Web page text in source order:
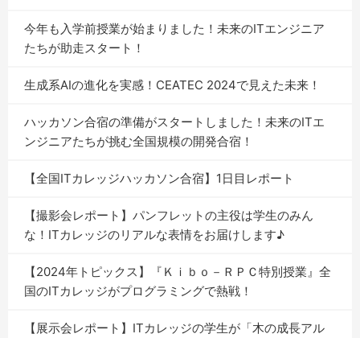
今年も入学前授業が始まりました！未来のITエンジニア
たちが助走スタート！
生成系AIの進化を実感！CEATEC 2024で見えた未来！
ハッカソン合宿の準備がスタートしました！未来のITエ
ンジニアたちが挑む全国規模の開発合宿！
【全国ITカレッジハッカソン合宿】1日目レポート
【撮影会レポート】パンフレットの主役は学生のみん
な！ITカレッジのリアルな表情をお届けします♪
【2024年トピックス】『Ｋｉｂｏ－ＲＰＣ特別授業』全
国のITカレッジがプログラミングで熱戦！
【展示会レポート】ITカレッジの学生が「木の成長アル